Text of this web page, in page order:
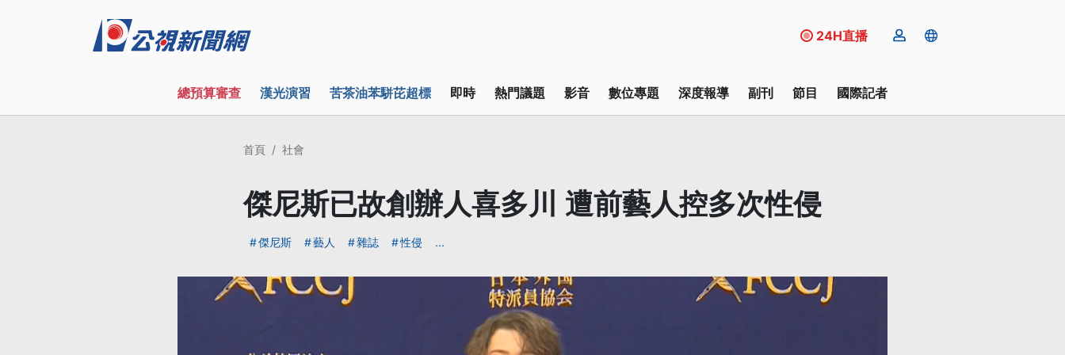
24H直播
總預算審查 漢光演習 苦茶油苯駢芘超標 即時 熱門議題 影音 數位專題 深度報導 副刊 節目 國際記者
首頁 社會
傑尼斯已故創辦人喜多川 遭前藝人控多次性侵
傑尼斯 藝人 雜誌 性侵 ...